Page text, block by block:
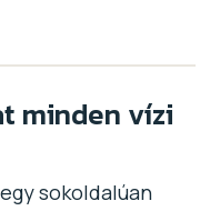
minden vízi
sokoldalúan